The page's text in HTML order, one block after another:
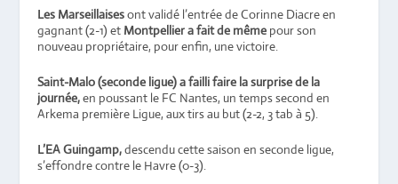
Les Marseillaisesont validé l’entrée de Corinne Diacre en
gagnant (2-1) et Montpellier a fait de même pour son
nouveau propriétaire, pour enfin, une victoire.
Saint-Malo (seconde ligue) a failli faire la surprise de la
journée,en poussant le FC Nantes, un temps second en
Arkema première Ligue, aux tirs au but (2-2, 3 tab à 5).
L’EA Guingamp,descendu cette saison en seconde ligue,
s’effondre contre le Havre (0-3).